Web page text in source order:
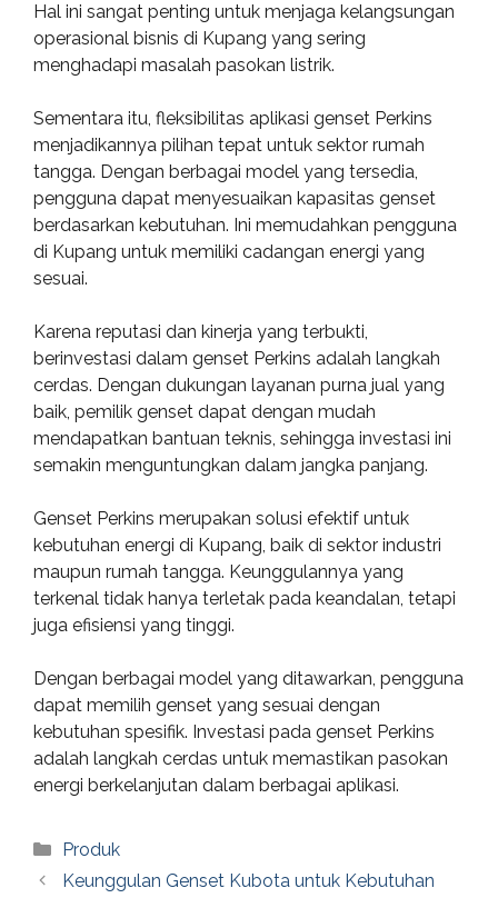
Hal ini sangat penting untuk menjaga kelangsungan
operasional bisnis di Kupang yang sering
menghadapi masalah pasokan listrik.
Sementara itu, fleksibilitas aplikasi genset Perkins
menjadikannya pilihan tepat untuk sektor rumah
tangga. Dengan berbagai model yang tersedia,
pengguna dapat menyesuaikan kapasitas genset
berdasarkan kebutuhan. Ini memudahkan pengguna
di Kupang untuk memiliki cadangan energi yang
sesuai.
Karena reputasi dan kinerja yang terbukti,
berinvestasi dalam genset Perkins adalah langkah
cerdas. Dengan dukungan layanan purna jual yang
baik, pemilik genset dapat dengan mudah
mendapatkan bantuan teknis, sehingga investasi ini
semakin menguntungkan dalam jangka panjang.
Genset Perkins merupakan solusi efektif untuk
kebutuhan energi di Kupang, baik di sektor industri
maupun rumah tangga. Keunggulannya yang
terkenal tidak hanya terletak pada keandalan, tetapi
juga efisiensi yang tinggi.
Dengan berbagai model yang ditawarkan, pengguna
dapat memilih genset yang sesuai dengan
kebutuhan spesifik. Investasi pada genset Perkins
adalah langkah cerdas untuk memastikan pasokan
energi berkelanjutan dalam berbagai aplikasi.
Categories
Produk
Keunggulan Genset Kubota untuk Kebutuhan